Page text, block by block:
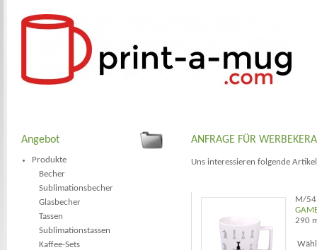
Angebot
Produkte
Becher
Sublimationsbecher
Glasbecher
Tassen
Sublimationstassen
Kaffee-Sets
ANFRAGE FÜR
Uns interessieren folgende Artikel
M/
290